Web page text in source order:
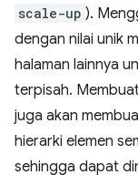
scale-up ).
dengan nilai unik
halaman lainnya
terpisah.
juga akan
hierarki elemen
sehingga dapat